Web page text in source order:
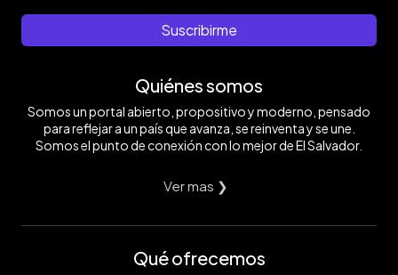
Suscribirme
Quiénes somos
Somos un portal abierto, propositivo y moderno, pensado
para reflejar a un país que avanza, se reinventa y se une.
Somos el punto de conexión con lo mejor de El Salvador.
Ver mas ❯
Qué ofrecemos